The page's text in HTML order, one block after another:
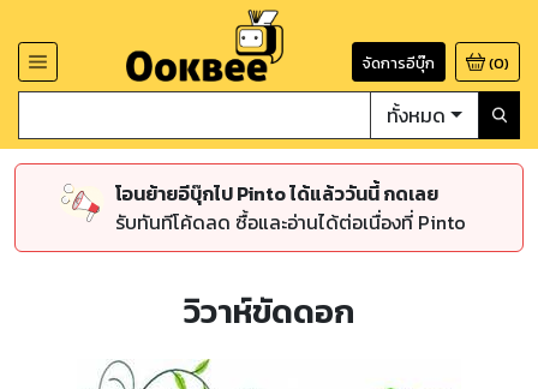
จัดการอีบุ๊ก (0)
ทั้งหมด
โอนย้ายอีบุ๊กไป Pinto ได้แล้ววันนี้ กดเลย
รับทันทีโค้ดลด ซื้อและอ่านได้ต่อเนื่องที่ Pinto
วิวาห์ขัดดอก